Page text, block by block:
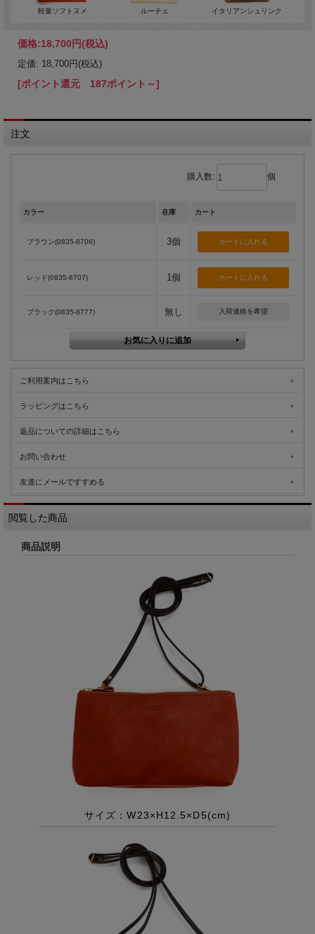
軽量ソフトヌメ ルーチェ イタリアンシュリンク
価格:18,700円(税込)
定価: 18,700円(税込)
[ポイント還元 187ポイント～]
注文
購入数: 個
カラー 在庫 カート
ブラウン(0835-8706) 3個
レッド(0835-8707) 1個
ブラック(0835-8777) 無し 入荷連絡を希望
ご利用案内はこちら
ラッピングはこちら
返品についての詳細はこちら
お問い合わせ
友達にメールですすめる
閲覧した商品
商品説明